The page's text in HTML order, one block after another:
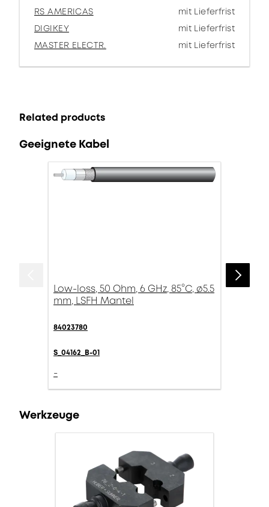
RS AMERICAS
mit Lieferfrist
DIGIKEY
mit Lieferfrist
MASTER ELECTR.
mit Lieferfrist
Related products
Geeignete Kabel
Low-loss, 50 Ohm, 6 GHz, 85°C, ø5.5
mm, LSFH Mantel
84023780
S_04162_B-01
-
Werkzeuge